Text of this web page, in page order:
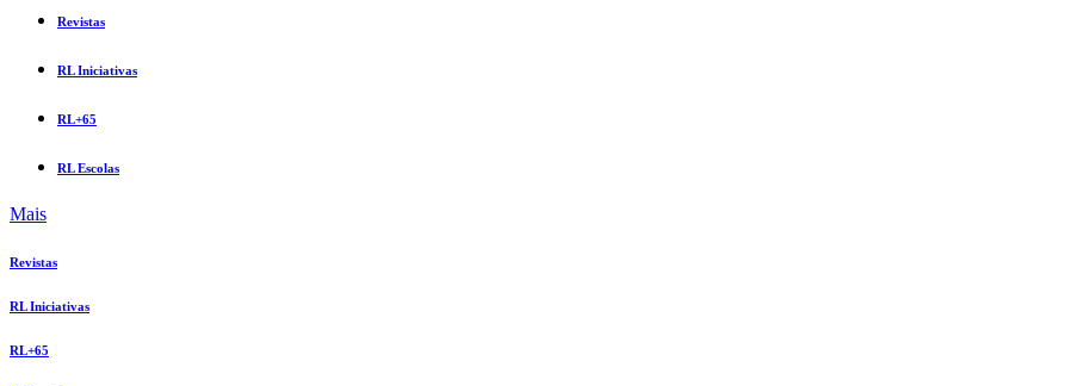
Revistas
RL Iniciativas
RL+65
RL Escolas
Mais
Revistas
RL Iniciativas
RL+65